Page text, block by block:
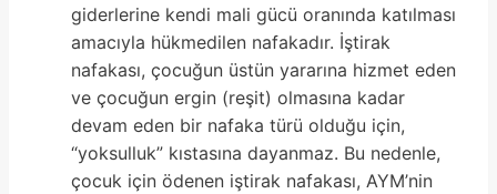
giderlerine kendi mali gücü oranında katılması
amacıyla hükmedilen nafakadır. İştirak
nafakası, çocuğun üstün yararına hizmet eden
ve çocuğun ergin (reşit) olmasına kadar
devam eden bir nafaka türü olduğu için,
“yoksulluk” kıstasına dayanmaz. Bu nedenle,
çocuk için ödenen iştirak nafakası, AYM’nin